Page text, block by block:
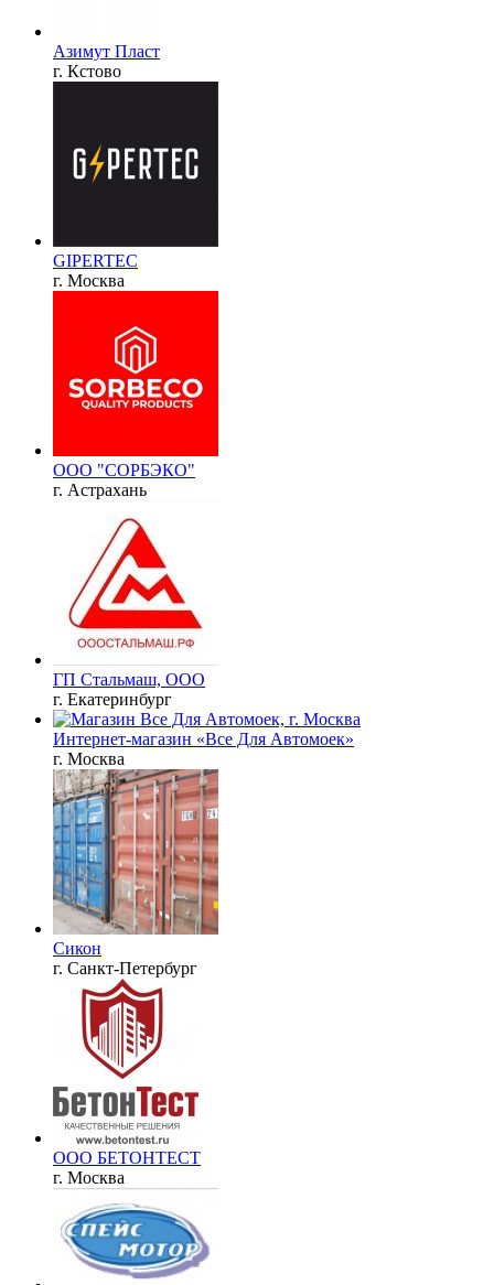
Азимут Пласт
г. Кстово
GIPERTEC
г. Москва
ООО "СОРБЭКО"
г. Астрахань
ГП Стальмаш, ООО
г. Екатеринбург
Интернет-магазин «Все Для Автомоек»
г. Москва
Сикон
г. Санкт-Петербург
ООО БЕТОНТЕСТ
г. Москва